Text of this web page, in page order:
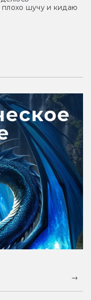
шучу и кидаю